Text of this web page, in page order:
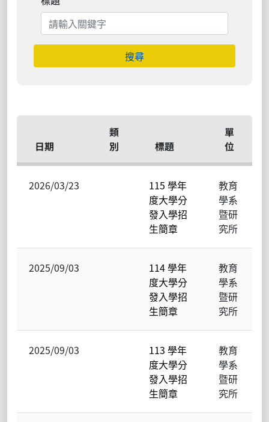
搜尋
日期
類
別
標題
單
位
2026/03/23
115 學年
度大學分
發入學招
生簡章
教育
學系
暨研
究所
2025/09/03
114 學年
度大學分
發入學招
生簡章
教育
學系
暨研
究所
2025/09/03
113 學年
度大學分
發入學招
生簡章
教育
學系
暨研
究所